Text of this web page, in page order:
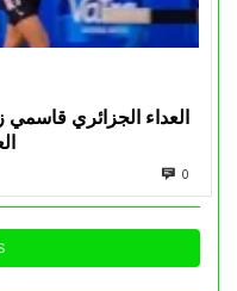
العداء الجزائري قاسمي
0